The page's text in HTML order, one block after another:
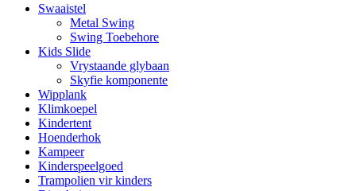
Swaaistel
Metal Swing
Swing Toebehore
Kids Slide
Vrystaande glybaan
Skyfie komponente
Wipplank
Klimkoepel
Kindertent
Hoenderhok
Kampeer
Kinderspeelgoed
Trampolien vir kinders